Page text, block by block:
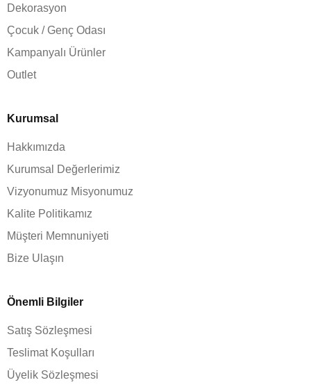
Dekorasyon
Çocuk / Genç Odası
Kampanyalı Ürünler
Outlet
Kurumsal
Hakkımızda
Kurumsal Değerlerimiz
Vizyonumuz Misyonumuz
Kalite Politikamız
Müşteri Memnuniyeti
Bize Ulaşın
Önemli Bilgiler
Satış Sözleşmesi
Teslimat Koşulları
Üyelik Sözleşmesi